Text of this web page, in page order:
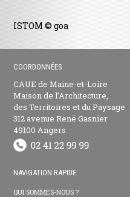
ISTOM © goa
COORDONNÉES
CAUE de Maine-et-Loire
Maison de l’Architecture,
des Territoires et du Paysage
312 avenue René Gasnier
49100 Angers
NAVIGATION RAPIDE
QUI SOMMES-NOUS ?